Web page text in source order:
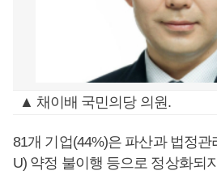
▲ 채이배 국민의당 의원.
81개 기업(44%)은 파산과 법정
U) 약정 불이행 등으로 정상화되